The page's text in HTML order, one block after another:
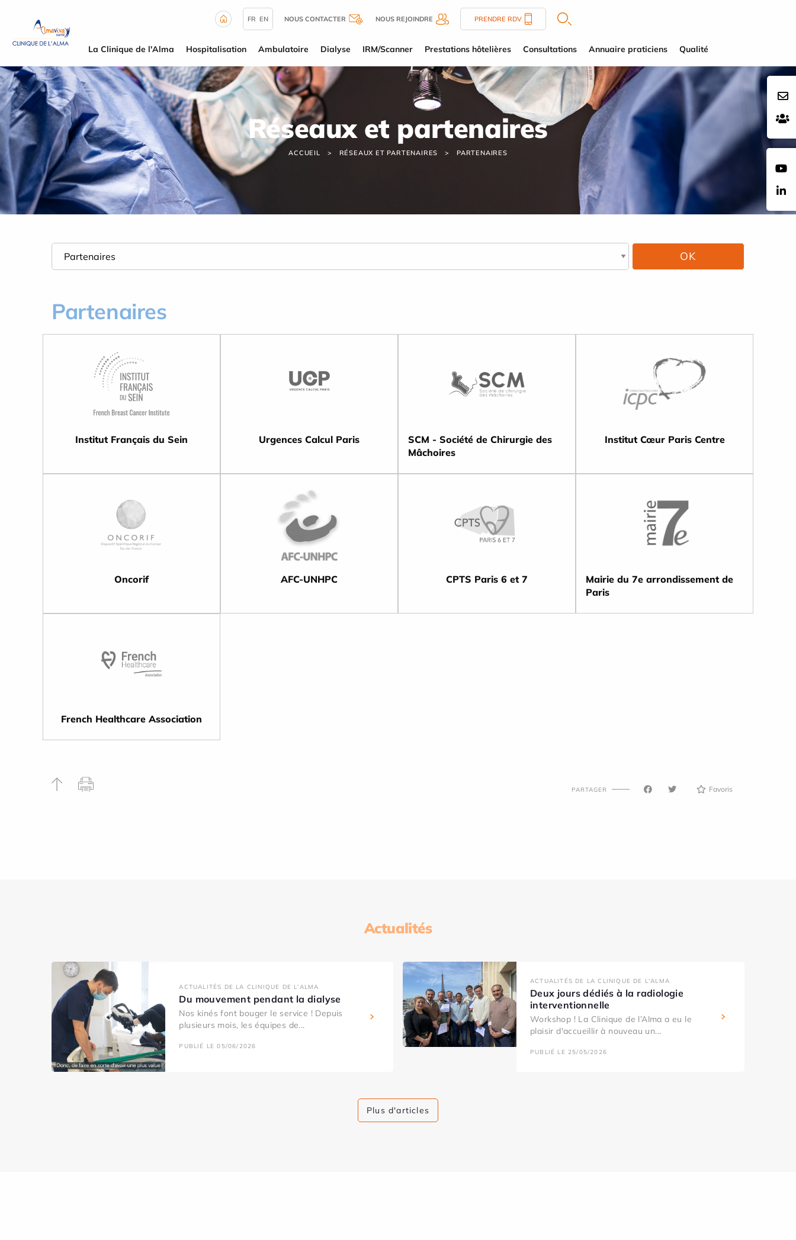
FR EN NOUS CONTACTER NOUS REJOINDRE PRENDRE RDV
La Clinique de l'Alma Hospitalisation Ambulatoire Dialyse IRM/Scanner Prestations hôtelières Consultations Annuaire praticiens Qualité
Réseaux et partenaires
ACCUEIL RÉSEAUX ET PARTENAIRES PARTENAIRES
Partenaires
Institut Français du Sein Urgences Calcul Paris
SCM - Société de Chirurgie des
Mâchoires
Institut Cœur Paris Centre
Oncorif AFC-UNHPC CPTS Paris 6 et 7
Mairie du 7e arrondissement de
Paris
French Healthcare Association
PARTAGER Favoris
Actualités
ACTUALITÉS DE LA CLINIQUE DE L'ALMA
Du mouvement pendant la dialyse
Nos kinés font bouger le service ! Depuis
plusieurs mois, les équipes de...
PUBLIÉ LE 05/06/2026
ACTUALITÉS DE LA CLINIQUE DE L'ALMA
Deux jours dédiés à la radiologie
interventionnelle
Workshop ! La Clinique de l’Alma a eu le
plaisir d'accueillir à nouveau un...
PUBLIÉ LE 25/05/2026
Plus d'articles